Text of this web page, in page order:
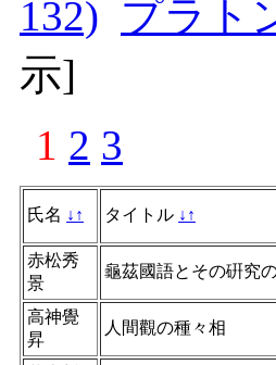
132) プラト
示]
1 2 3
氏名 ↓ ↑ タイトル ↓ ↑
赤松秀
景
龜茲國語とその硏究
高神覺
昇
人間觀の種々相